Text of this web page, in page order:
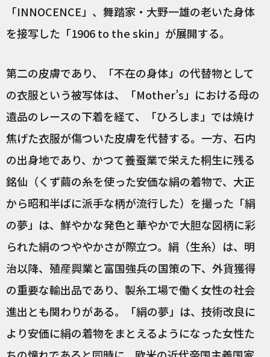
「INNOCENCE」、舞踏家・大野一雄の老いた身体
を接写した「1906 to the skin」が展開する。
第二の皮膚であり、「不在の身体」の代替物として
の衣服という被写体は、「Mother’s」における母の
遺品のレースの下着を経て、「ひろしま」では焼け
焦げた衣服が傷ついた皮膚を代替する。一方、石内
の出身地であり、かつて養蚕業で栄えた桐生に残る
銘仙（くず繭の糸を使った安価な絹の着物で、大正
から昭和半ばに派手な柄が流行した）を撮った「絹
の夢」は、鮮やかな発色と華やかで大胆な図柄に彩
られた絹のつややかさが際立つ。絹（生糸）は、明
治以降、殖産興業と富国強兵の国策の下、外貨獲得
の重要な輸出品であり、製糸工場で働く女性の社会
進出とも関わりがある。「絹の夢」は、技術改良に
より安価に絹の着物をまとえるようになった女性た